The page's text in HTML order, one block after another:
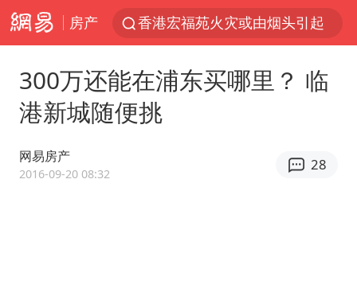
房产
香港宏福苑火灾或由烟头引起
美拟年底前首次测试“金穹”反导系统
四川宜宾3.4级地震
陕西柞水泥石流已致2死 仍有1人失联
300万还能在浦东买哪里？ 临
港新城随便挑
网易房产
2016-09-20 08:32
28